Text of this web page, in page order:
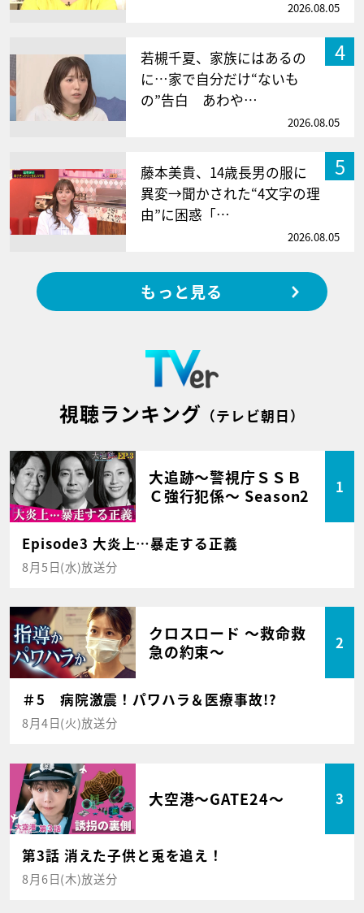
2026.08.05
4
若槻千夏、家族にはあるの
に…家で自分だけ“ないも
の”告白 あわや…
2026.08.05
5
藤本美貴、14歳長男の服に
異変→聞かされた“4文字の理
由”に困惑「…
2026.08.05
もっと見る
視聴ランキング （テレビ朝日）
大追跡～警視庁ＳＳＢ
Ｃ強行犯係～ Season2
1
Episode3 大炎上…暴走する正義
8月5日(水)放送分
クロスロード ～救命救
急の約束～
2
＃5 病院激震！パワハラ＆医療事故!?
8月4日(火)放送分
大空港～GATE24～ 3
第3話 消えた子供と兎を追え！
8月6日(木)放送分